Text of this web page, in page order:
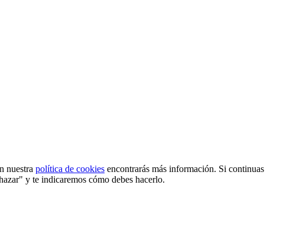
nuestra política de cookies encontrarás más información. Si continuas
y te indicaremos cómo debes hacerlo.